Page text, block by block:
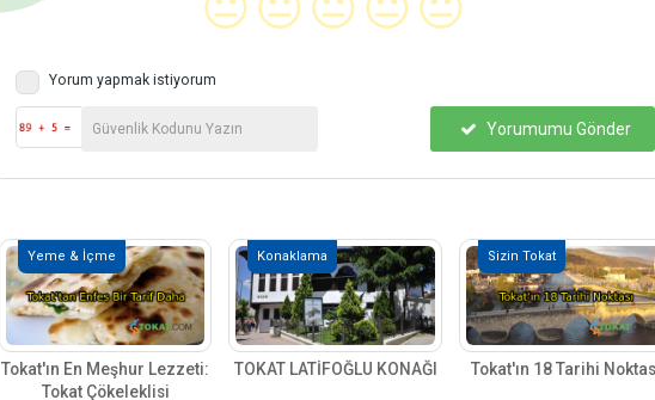
Yorum yapmak istiyorum
Yorumumu Gönder
Yeme & İçme
Tokat'ın En Meşhur Lezzeti:
Tokat Çökeleklisi
Konaklama
TOKAT LATİFOĞLU KONAĞI
Sizin Tokat
Tokat'ın 18 Tarihi